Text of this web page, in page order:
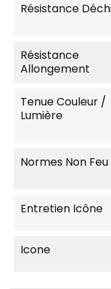
Résistance
Résistance
Allongement
Tenue Couleur /
Lumière
Normes Non Feu
Entretien Icône
Icone